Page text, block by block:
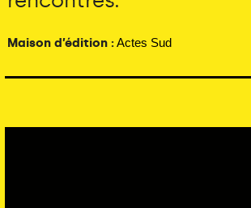
Maison d’édition :Actes Sud